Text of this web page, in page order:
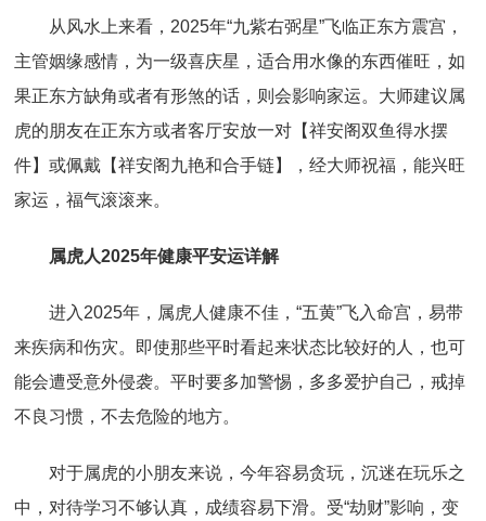
从风水上来看，2025年“九紫右弼星”飞临正东方震宫，
主管姻缘感情，为一级喜庆星，适合用水像的东西催旺，如
果正东方缺角或者有形煞的话，则会影响家运。大师建议属
虎的朋友在正东方或者客厅安放一对【祥安阁双鱼得水摆
件】或佩戴【祥安阁九艳和合手链】，经大师祝福，能兴旺
家运，福气滚滚来。
属虎人2025年健康平安运详解
进入2025年，属虎人健康不佳，“五黄”飞入命宫，易带
来疾病和伤灾。即使那些平时看起来状态比较好的人，也可
能会遭受意外侵袭。平时要多加警惕，多多爱护自己，戒掉
不良习惯，不去危险的地方。
对于属虎的小朋友来说，今年容易贪玩，沉迷在玩乐之
中，对待学习不够认真，成绩容易下滑。受“劫财”影响，变